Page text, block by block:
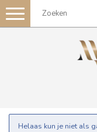
Toggle
navigation
Helaas kun je niet als